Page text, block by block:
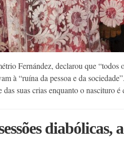
Fernández, declarou que “todos
à “ruína da pessoa e da
das suas crias enquanto o nascituro
diabólicas,